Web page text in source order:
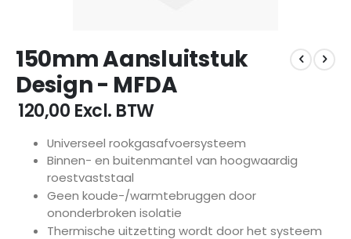
naar
het
begin
van
de
afbeeldingen-
gallerij
150mm Aansluitstuk
Design - MFDA
€ 120,00 Excl. BTW
Universeel rookgasafvoersysteem
Binnen- en buitenmantel van hoogwaardig
roestvaststaal
Geen koude-/warmtebruggen door
ononderbroken isolatie
Thermische uitzetting wordt door het systeem